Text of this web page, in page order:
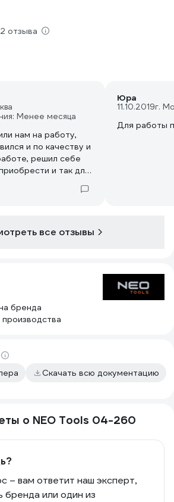
2 отзыва
Менее месяца
нам на работу,
и по качеству и
решил себе
и так для
Юра
11.10.2019г.
Для работы
все отзывы
бренда
Скачать всю документацию
о NEO Tools 04-260
– вам ответит наш эксперт,
бренда или один из